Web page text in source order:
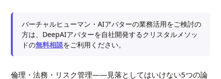
バーチャルヒューマン・AIアバターの業務活用をご検討の
方は、DeepAIアバターを自社開発するクリスタルメソッ
ドの無料相談をご利用ください。
倫理・法務・リスク管理——見落としてはいけない5つの論